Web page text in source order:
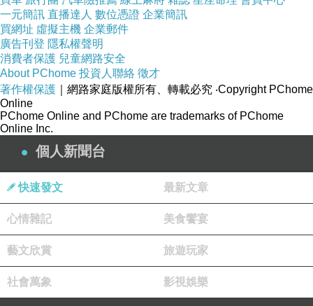
嚴密的保密措施，確保您的個人資料不會外
洩。
辦理方式
若您有需求，請通過電子郵件與我們聯繫。
我們的聯絡方式如下：
聯絡信箱：
一元簡訊 直播達人 數位憑證 企業簡訊
買網址 虛擬主機 企業郵件
廣告刊登 隱私權聲明
消費者保護 兒童網路安全
About PChome 投資人聯絡 徵才
著作權保護 ｜網路家庭版權所有、轉載必究 ‧Copyright PChome
Online
PChome Online and PChome are trademarks of PChome
Online Inc.
個人新聞台
快速發文 最新文章
心情雜記 美食饗宴
藝文欣賞 旅遊玩家
社會萬象 影視娛樂